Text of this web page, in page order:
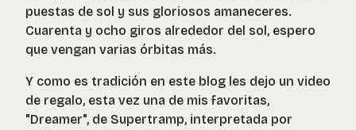
puestas de sol y sus gloriosos amaneceres.
Cuarenta y ocho giros alrededor del sol, espero
que vengan varias órbitas más.
Y como es tradición en este blog les dejo un video
de regalo, esta vez una de mis favoritas,
"Dreamer", de Supertramp, interpretada por